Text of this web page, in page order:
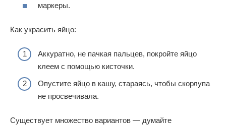
маркеры.
Как украсить яйцо:
Аккуратно, не пачкая пальцев, покройте яйцо
клеем с помощью кисточки.
Опустите яйцо в кашу, стараясь, чтобы скорлупа
не просвечивала.
Существует множество вариантов — думайте